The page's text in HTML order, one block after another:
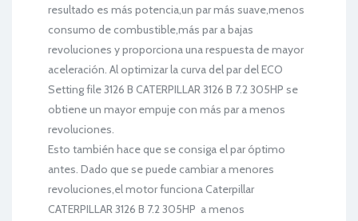
resultado es más potencia,un par más suave,menos
consumo de combustible,más par a bajas
revoluciones y proporciona una respuesta de mayor
aceleración. Al optimizar la curva del par del ECO
Setting file 3126 B CATERPILLAR 3126 B 7.2 305HP se
obtiene un mayor empuje con más par a menos
revoluciones.
Esto también hace que se consiga el par óptimo
antes. Dado que se puede cambiar a menores
revoluciones,el motor funciona Caterpillar
CATERPILLAR 3126 B 7.2 305HP a menos